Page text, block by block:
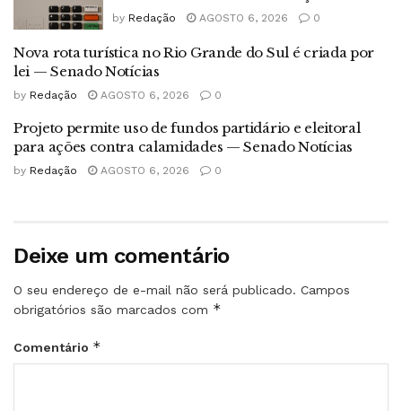
by Redação AGOSTO 6, 2026 0
Nova rota turística no Rio Grande do Sul é criada por
lei — Senado Notícias
by Redação AGOSTO 6, 2026 0
Projeto permite uso de fundos partidário e eleitoral
para ações contra calamidades — Senado Notícias
by Redação AGOSTO 6, 2026 0
Deixe um comentário
O seu endereço de e-mail não será publicado. Campos
obrigatórios são marcados com *
Comentário *